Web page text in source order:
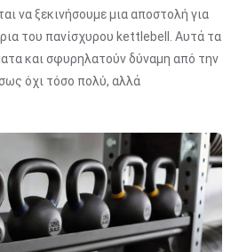
να ξεκινήσουμε μια αποστολή για
του πανίσχυρου kettlebell. Αυτά τα
και σφυρηλατούν δύναμη από την
όχι τόσο πολύ, αλλά